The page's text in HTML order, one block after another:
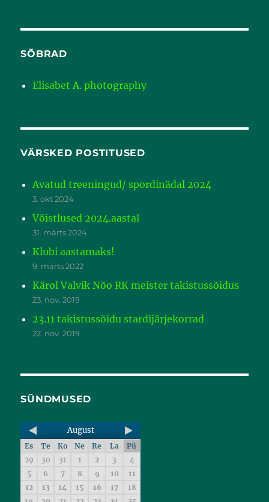
SÕBRAD
Elisabet A. photography
VÄRSKED POSTITUSED
Avatud treeningud/ spordinädal 2024
3. okt 2024
Võistlused 2024.aastal
31. märts 2024
Klubi aastamaks!
9. märts 2022
Kärol Valvik Nõo RK meister takistussõidus
23. nov. 2019
23.11 takistussõidu stardijärjekorrad
22. nov. 2019
SÜNDMUSED
August
Es Te Ko Ne Re La
Pü
29
30 31 1 2 3
4
5
6 7 8 9 10
11
12
13 14 15 16 17
18